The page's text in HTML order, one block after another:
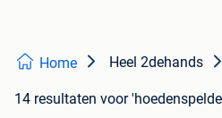
Home Heel 2dehands
14 resultaten voor